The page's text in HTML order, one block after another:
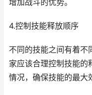
增加战斗的优势。
4.控制技能释放顺序
不同的技能之间有着不
家应该合理控制技能的
情况，确保技能的最大